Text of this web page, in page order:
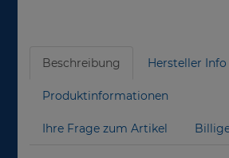
Beschreibung Hersteller Info
Produktinformationen
Ihre Frage zum Artikel